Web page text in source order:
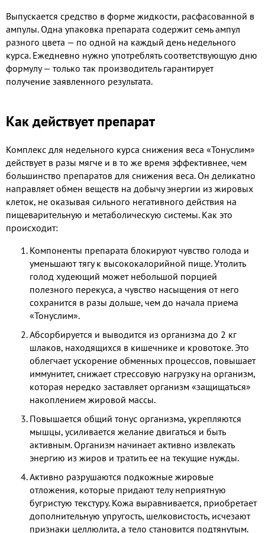
Выпускается средство в форме жидкости, расфасованной в
ампулы. Одна упаковка препарата содержит семь ампул
разного цвета — по одной на каждый день недельного
курса. Ежедневно нужно употреблять соответствующую дню
формулу — только так производитель гарантирует
получение заявленного результата.
Как действует препарат
Комплекс для недельного курса снижения веса «Тонуслим»
действует в разы мягче и в то же время эффективнее, чем
большинство препаратов для снижения веса. Он деликатно
направляет обмен веществ на добычу энергии из жировых
клеток, не оказывая сильного негативного действия на
пищеварительную и метаболическую системы. Как это
происходит:
Компоненты препарата блокируют чувство голода и
уменьшают тягу к высококалорийной пище. Утолить
голод худеющий может небольшой порцией
полезного перекуса, а чувство насыщения от него
сохранится в разы дольше, чем до начала приема
«Тонуслим».
Абсорбируется и выводится из организма до 2 кг
шлаков, находящихся в кишечнике и кровотоке. Это
облегчает ускорение обменных процессов, повышает
иммунитет, снижает стрессовую нагрузку на организм,
которая нередко заставляет организм «защищаться»
накоплением жировой массы.
Повышается общий тонус организма, укрепляются
мышцы, усиливается желание двигаться и быть
активным. Организм начинает активно извлекать
энергию из жиров и тратить ее на текущие нужды.
Активно разрушаются подкожные жировые
отложения, которые придают телу неприятную
бугристую текстуру. Кожа выравнивается, приобретает
дополнительную упругость, шелковистость, исчезают
признаки целлюлита, а тело становится подтянутым.